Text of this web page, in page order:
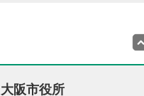
大阪市役所